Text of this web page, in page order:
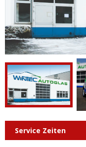
Service Zeiten